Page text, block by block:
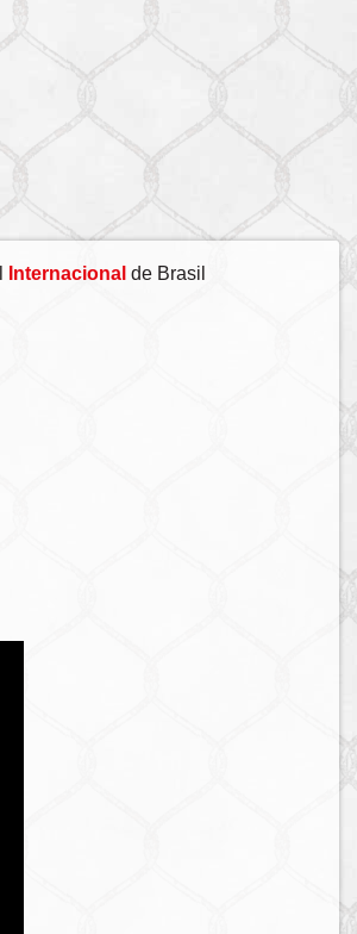
Internacional de Brasil